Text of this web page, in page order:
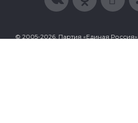
© 2005-2026, Партия «Единая